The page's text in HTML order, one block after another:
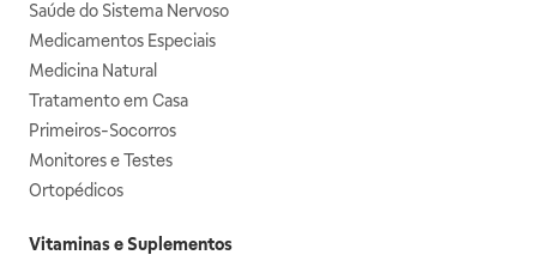
Saúde do Sistema Nervoso
Medicamentos Especiais
Medicina Natural
Tratamento em Casa
Primeiros-Socorros
Monitores e Testes
Ortopédicos
Vitaminas e Suplementos